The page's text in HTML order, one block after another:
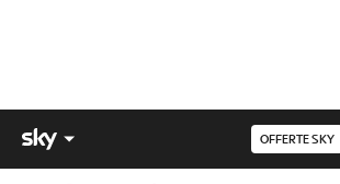
OFFERTE SKY